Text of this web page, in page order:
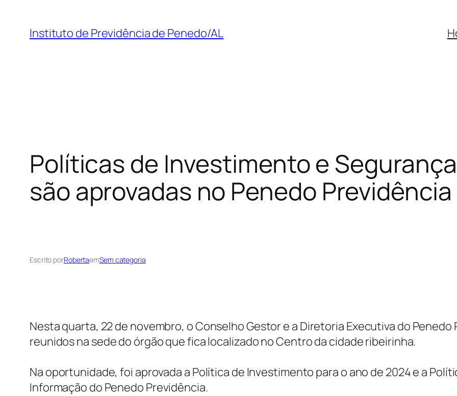
Instituto de Previdência de Penedo/AL
Políticas de Investimento e
são aprovadas no Penedo Previdência
Escrito porRobertaemSem categoria
Nesta quarta, 22 de novembro, o Conselho Gestor e a Diretoria Executiva do
reunidos na sede do órgão que fica localizado no Centro da cidade ribeirinha.
Na oportunidade, foi aprovada a Política de Investimento para o ano de 2024 e a
Informação do Penedo Previdência.